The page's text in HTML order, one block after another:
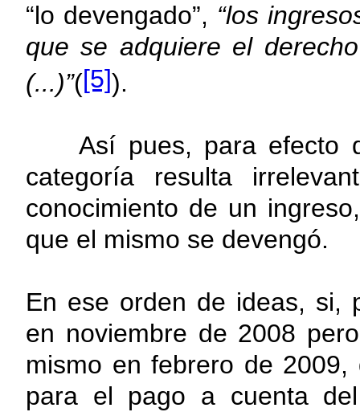
“lo devengado”, “los
que se adquiere el
(...)”([5]).
Así pues, para efecto
categoría resulta
conocimiento de un
que el mismo se devengó.
En ese orden de ideas, si,
en noviembre de 2008
mismo en febrero de
para el pago a cuenta